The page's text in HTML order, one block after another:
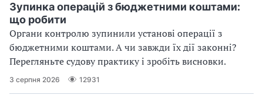
Зупинка операцій з бюджетними коштами:
що робити
Органи контролю зупинили установі операції з
бюджетними коштами. А чи завжди їх дії законні?
Перегляньте судову практику і зробіть висновки.
3 серпня 2026 12931